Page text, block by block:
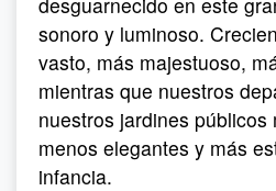
sonoro y luminoso.
vasto, más majestuoso,
mientras que nuestros
nuestros jardines
menos elegantes y más
infancia.